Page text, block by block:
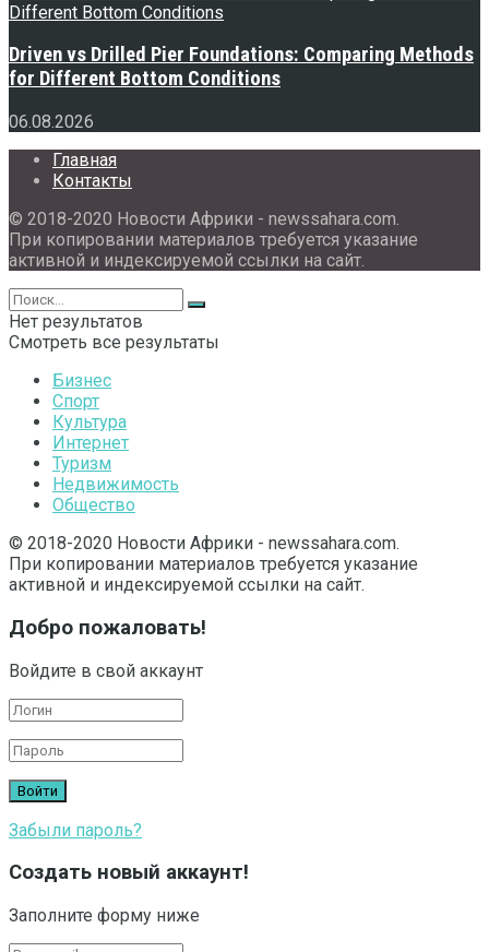
Driven vs Drilled Pier Foundations: Comparing Methods
for Different Bottom Conditions
06.08.2026
Главная
Контакты
© 2018-2020 Новости Африки - newssahara.com.
При копировании материалов требуется указание
активной и индексируемой ссылки на сайт.
Нет результатов
Смотреть все результаты
Бизнес
Спорт
Культура
Интернет
Туризм
Недвижимость
Общество
© 2018-2020 Новости Африки - newssahara.com.
При копировании материалов требуется указание
активной и индексируемой ссылки на сайт.
Добро пожаловать!
Войдите в свой аккаунт
Забыли пароль?
Создать новый аккаунт!
Заполните форму ниже